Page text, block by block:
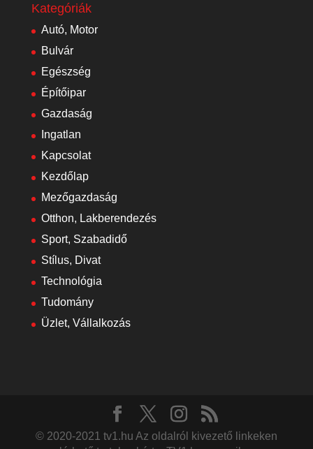
Kategóriák
Autó, Motor
Bulvár
Egészség
Építőipar
Gazdaság
Ingatlan
Kapcsolat
Kezdőlap
Mezőgazdaság
Otthon, Lakberendezés
Sport, Szabadidő
Stílus, Divat
Technológia
Tudomány
Üzlet, Vállalkozás
© 2020-2021 tv1.hu Az oldalról kivezető linkeken